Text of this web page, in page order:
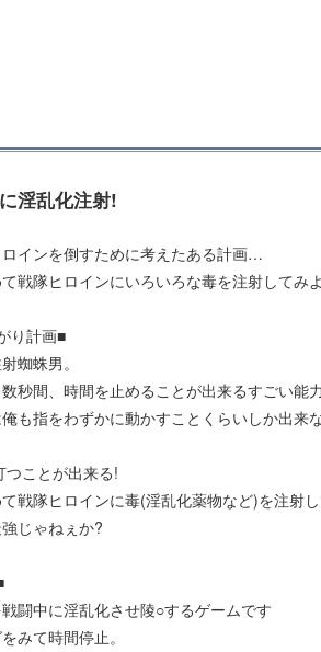
淫乱化注射!
インを倒すために考えたある計画…
戦隊ヒロインにいろいろな毒を注射してみ
り計画■
蜘蛛男。
秒間、時間を止めることが出来るすごい能
も指をわずかに動かすことくらいしか出
つことが出来る!
戦隊ヒロインに毒(淫乱化薬物など)を注射
じゃねぇか?
闘中に淫乱化させ陵○するゲームです
みて時間停止。